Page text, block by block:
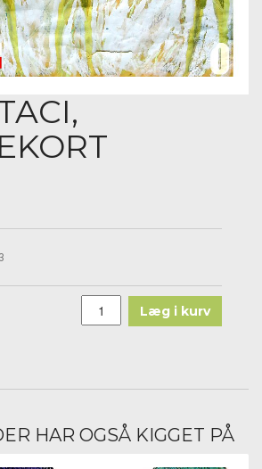
Læg i kurv
HAR OGSÅ KIGGET PÅ